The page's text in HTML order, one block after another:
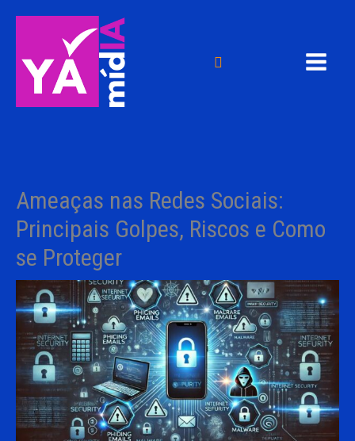
conteúdo
Pesquisar
Ameaças nas Redes Sociais:
Principais Golpes, Riscos e Como
se Proteger